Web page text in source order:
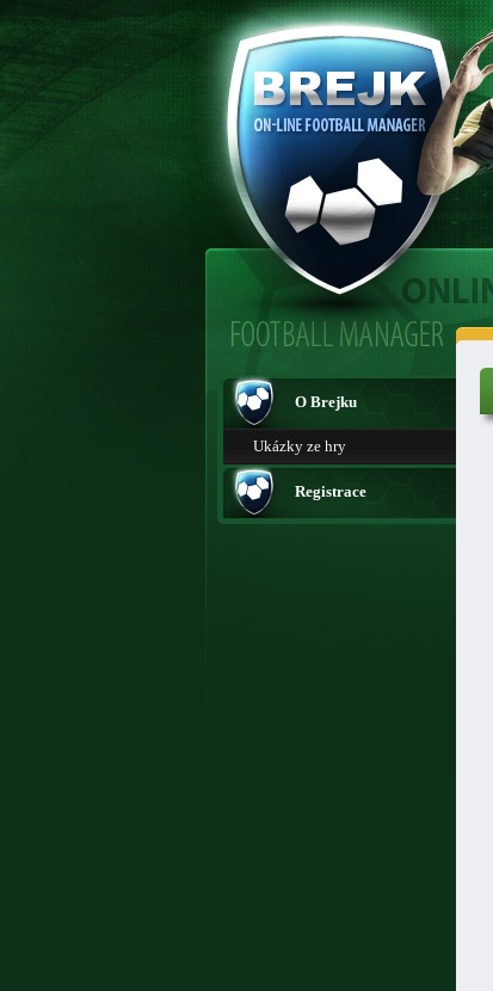
O Brejku
Ukázky ze hry
Registrace